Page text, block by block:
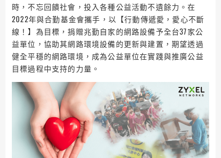
時，不忘回饋社會，投入各種公益活動不遺餘力。在
2022年與合勤基金會攜手，以【行動傳遞愛，愛心不斷
線！】為目標，捐贈兆勤自家的網路設備予全台37家公
益單位，協助其網路環境設備的更新與建置，期望透過
健全平穩的網路環境，成為公益單位在實踐與推廣公益
目標過程中支持的力量。